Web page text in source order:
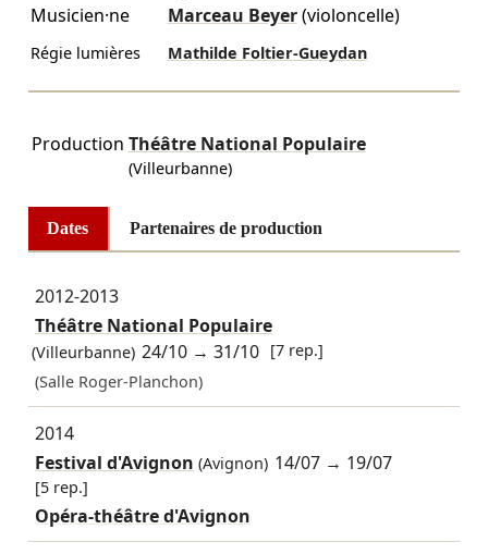
Musicien·ne
Marceau Beyer (violoncelle)
Régie lumières Mathilde Foltier-Gueydan
Production Théâtre National Populaire
(Villeurbanne)
Dates Partenaires de production
2012-2013
Théâtre National Populaire
(Villeurbanne) 24/10 →31/10 [7 rep.]
(Salle Roger-Planchon)
2014
Festival d'Avignon (Avignon) 14/07 → 19/07
[5 rep.]
Opéra-théâtre d'Avignon